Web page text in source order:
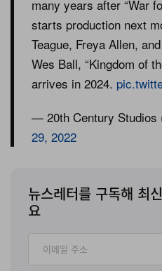
many years after “War
starts production next
Teague, Freya Allen,
Wes Ball, “Kingdom of
arrives in 2024.
— 20th Century Studios
29, 2022
뉴스레터를 구독해 최
요